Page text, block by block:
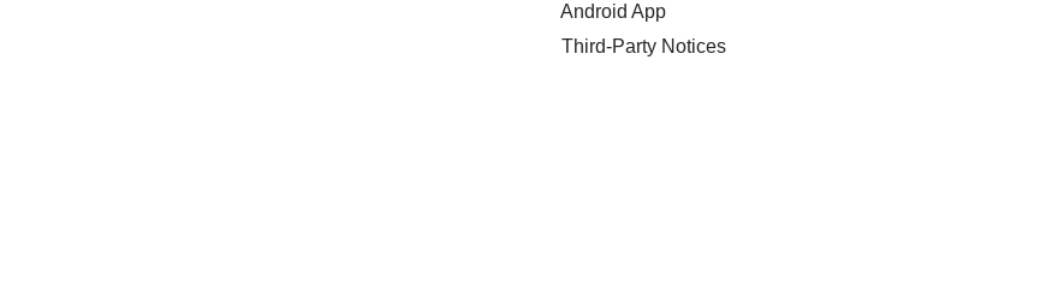
Android App
Third-Party Notices